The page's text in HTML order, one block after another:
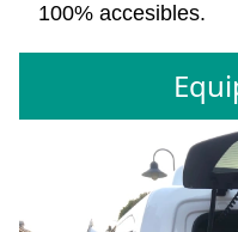
100% accesibles.